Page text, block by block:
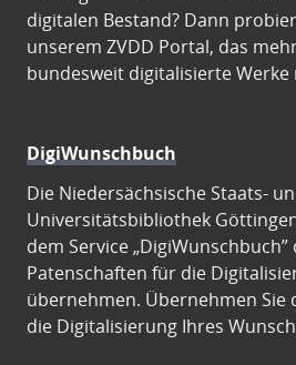
digitalen Bestand? Dann
unserem ZVDD Portal, das
bundesweit digitalisierte Werke
DigiWunschbuch
Die Niedersächsische Staats-
Universitätsbibliothek
dem Service
Patenschaften für die
übernehmen. Übernehmen Sie
die Digitalisierung Ihres